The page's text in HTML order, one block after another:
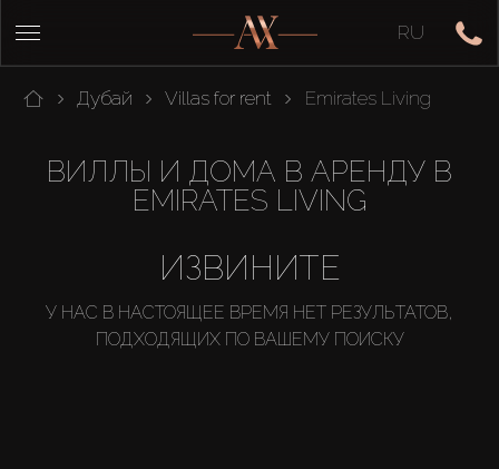
RU
Дубай Villas for rent Emirates Living
ВИЛЛЫ И ДОМА В АРЕНДУ В
EMIRATES LIVING
ИЗВИНИТЕ
У НАС В НАСТОЯЩЕЕ ВРЕМЯ НЕТ РЕЗУЛЬТАТОВ,
ПОДХОДЯЩИХ ПО ВАШЕМУ ПОИСКУ